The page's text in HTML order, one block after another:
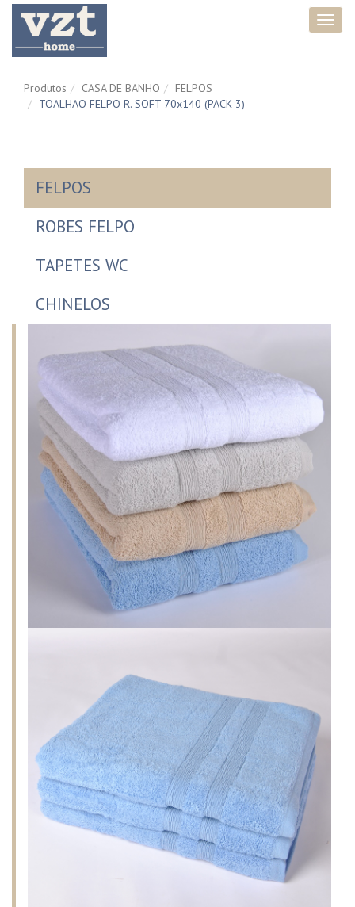
Produtos CASA DE BANHO
FELPOS
TOALHAO FELPO R. SOFT 70x140 (PACK 3)
FELPOS
ROBES FELPO
TAPETES WC
CHINELOS